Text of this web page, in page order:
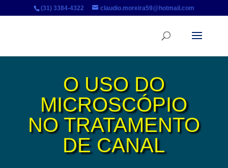
(31) 3384-4322 claudio.moreira59@hotmail.com
O USO DO
MICROSCÓPIO
NO TRATAMENTO
DE CANAL